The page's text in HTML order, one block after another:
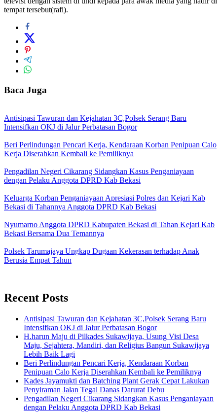
tempat tersebut(rafi).
Baca Juga
Antisipasi Tawuran dan Kejahatan 3C,Polsek Serang Baru
Intensifkan OKJ di Jalur Perbatasan Bogor
Beri Perlindungan Pencari Kerja, Kendaraan Korban Penipuan Calo
Kerja Diserahkan Kembali ke Pemiliknya
Pengadilan Negeri Cikarang Sidangkan Kasus Penganiayaan
dengan Pelaku Anggota DPRD Kab Bekasi
Keluarga Korban Penganiayaan Apresiasi Polres dan Kejari Kab
Bekasi di Tahannya Anggota DPRD Kab Bekasi
Nyumarno Anggota DPRD Kabupaten Bekasi di Tahan Kejari Kab
Bekasi Bersama Dua Temannya
Polsek Tarumajaya Ungkap Dugaan Kekerasan terhadap Anak
Berusia Empat Tahun
Recent Posts
Antisipasi Tawuran dan Kejahatan 3C,Polsek Serang Baru
Intensifkan OKJ di Jalur Perbatasan Bogor
H.harun Maju di Pilkades Sukawijaya, Usung Visi Desa
Maju, Sejahtera, Mandiri, dan Religius Bangun Sukawijaya
Lebih Baik Lagi
Beri Perlindungan Pencari Kerja, Kendaraan Korban
Penipuan Calo Kerja Diserahkan Kembali ke Pemiliknya
Kades Jayamukti dan Batching Plant Gerak Cepat Lakukan
Penyiraman Jalan Tegal Danas Darurat Debu
Pengadilan Negeri Cikarang Sidangkan Kasus Penganiayaan
dengan Pelaku Anggota DPRD Kab Bekasi